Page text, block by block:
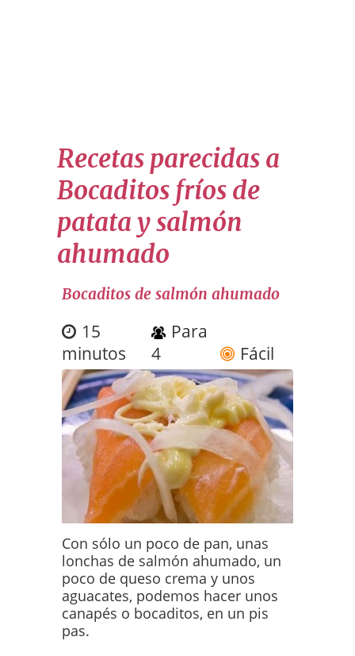
Recetas parecidas a
Bocaditos fríos de
patata y salmón
ahumado
Bocaditos de salmón ahumado
15
minutos
Para
4
Fácil
Con sólo un poco de pan, unas
lonchas de salmón ahumado, un
poco de queso crema y unos
aguacates, podemos hacer unos
canapés o bocaditos, en un pis
pas.